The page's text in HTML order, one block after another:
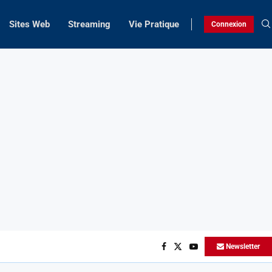
Sites Web Streaming Vie Pratique Connexion
Newsletter